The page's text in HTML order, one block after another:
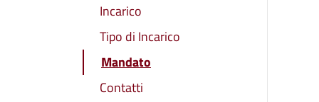
Incarico
Tipo di Incarico
Mandato
Contatti